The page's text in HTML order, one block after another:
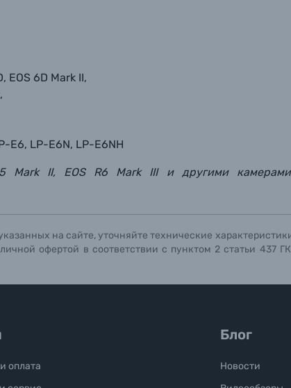
EOS 6D Mark II,
E6, LP-E6N, LP-E6NH
Mark II, EOS R6 Mark III и другими
на сайте, уточняйте технические
офертой в соответствии с пунктом 2 статьи 437
оплата
Блог
Новости